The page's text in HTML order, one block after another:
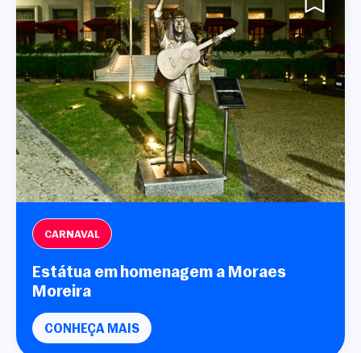
CARNAVAL
Estátua em homenagem a Moraes
Moreira
CONHEÇA MAIS